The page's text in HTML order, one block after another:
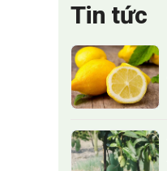
Tin tức